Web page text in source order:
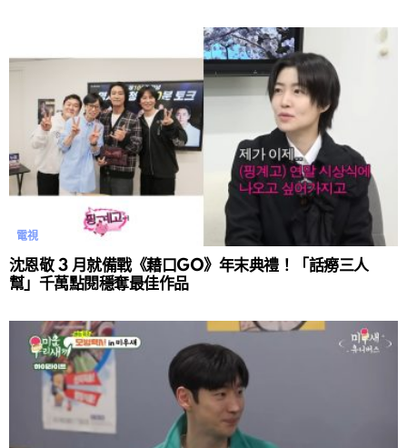
電視
沈恩敬 3 月就備戰《藉口GO》年末典禮！「話癆三人
幫」千萬點閱穩奪最佳作品